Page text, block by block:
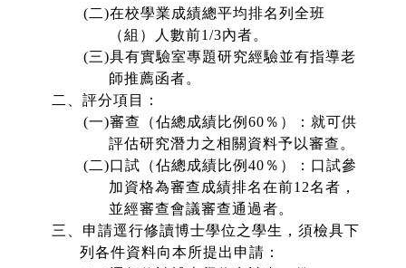
(二)在校學業成績總平均排名列全班
（組）人數前1/3內者。
(三)具有實驗室專題研究經驗並有指導老
師推薦函者。
二、評分項目：
(一)審查（佔總成績比例60 ％）：就可供
評估研究潛力之相關資料予以審查。
(二)口試（佔總成績比例40 ％）：口試參
加資格為審查成績排名在前12名者，
並經審查會議審查通過者。
三、申請逕行修讀博士學位之學生，須檢具下
列各件資料向本所提出申請：